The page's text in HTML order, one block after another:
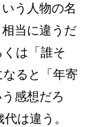
う人物の名
当に違うだ
は「誰そ
ると「年寄
感想だろ
は違う。